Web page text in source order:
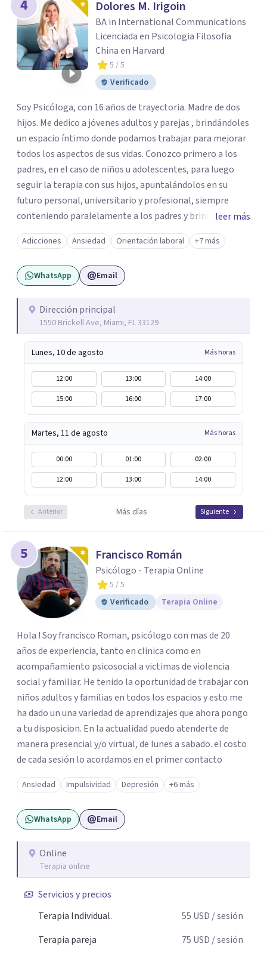
4 Dolores M. Irigoin
BA in International Communications
Licenciada en Psicologia Filosofia
China en Harvard
5 / 5
Verificado
Soy Psicóloga, con 16 años de trayectoria. Madre de dos
hijos. Me dedico a jóvenes adultos y parejas , brindándoles
un espacio íntimo donde podamos trabajar para mejorar
todos los aspectos de sus vidas. Conozco primero a los
padres, en el caso de niños u adolescentes, para luego
seguir la terapia con sus hijos, apuntalándolos en su
futuro personal, universitario y profesional, siempre
conteniendo paralelamente a los padres y brindándoles
un espacio de seguridad. Hago terapia de pareja y adultos
con método integrativo. Más información en:
intherapy.today
leer más
Adicciones Ansiedad Orientación laboral +7 más
WhatsApp Email
Dirección principal
1550 Brickell Ave, Miami, FL 33129
Lunes, 10 de agosto Más horas
12:00 13:00
14:00
15:00
16:00 17:00
Martes, 11 de agosto Más horas
00:00 01:00
02:00
12:00
13:00 14:00
Anterior Más días Siguiente
5 Francisco Román
Psicólogo - Terapia Online
5 / 5
Verificado
Terapia Online
Hola ! Soy francisco Roman, psicólogo con mas de 20
años de experiencia, tanto en clinica como en
acompañamiento psicosocial a victimas de violencia
social y familiar. He tenido la oportunidad de trabajar con
niños adultos y familias en todos los espacios y esto me
ha dado un una variedad de aprendizajes que ahora pongo
a tu disposicion. En la actualidad puedo atenderte de
manera presencial y/o virtual, de lunes a sabado. el costo
de cada sesión lo acordamos en el primer contacto
Ansiedad Impulsividad Depresión +6 más
WhatsApp Email
Online
Terapia online
Servicios y precios
Terapia Individual.
55 USD / sesión
Terapia pareja
75 USD / sesión